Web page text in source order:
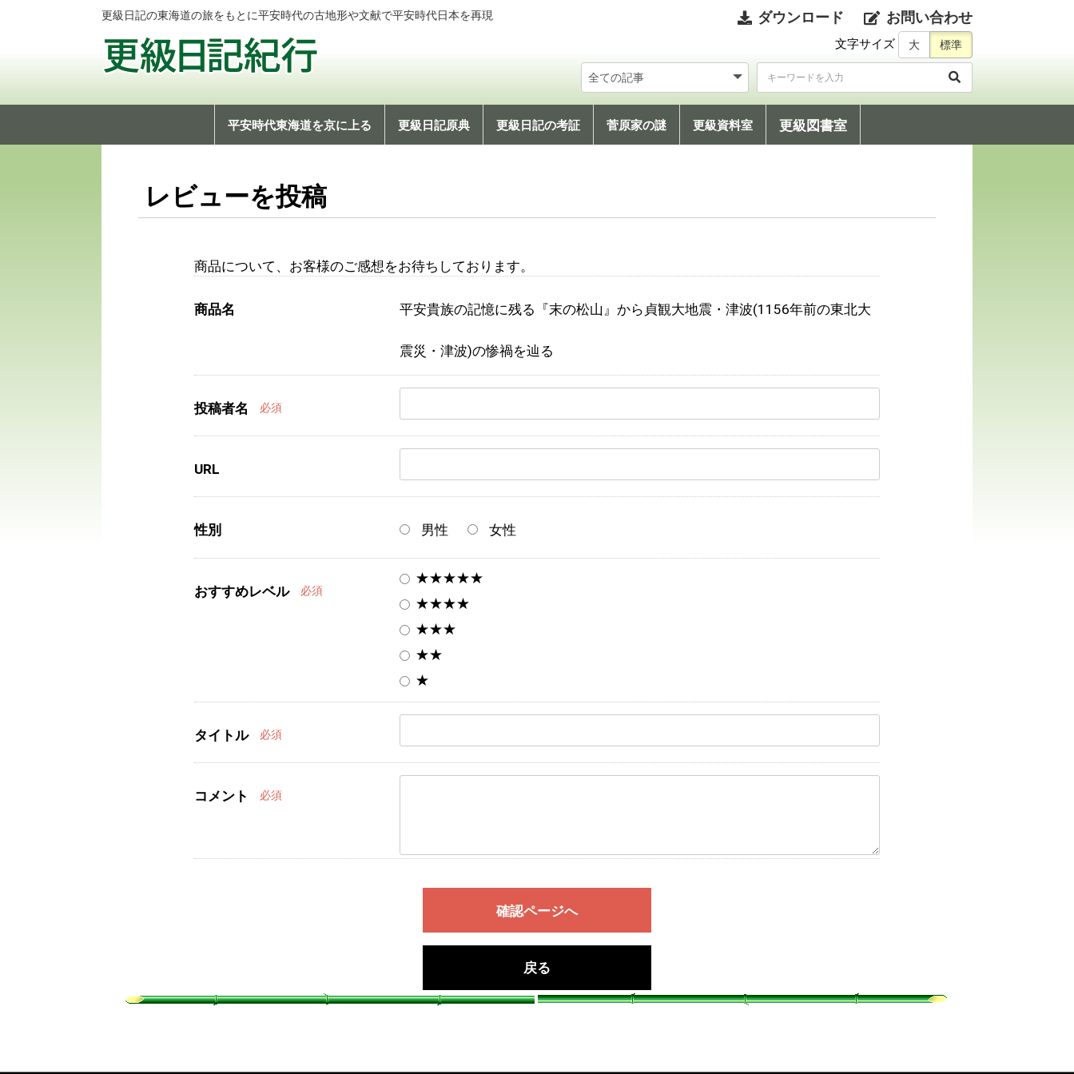
更級日記の東海道の旅をもとに平安時代の古地形や文献で平安時代日本を再現 ダウンロード お問い合わせ
文字サイズ
平安時代東海道を京に上る 更級日記原典 更級日記の考証 菅原家の謎 更級資料室 更級図書室
レビューを投稿
商品について、お客様のご感想をお待ちしております。
商品名 平安貴族の記憶に残る『末の松山』から貞観大地震・津波(1156年前の東北大
震災・津波)の惨禍を辿る
投稿者名 必須
URL
性別 男性 女性
おすすめレベル 必須
★★★★★
★★★★
★★★
★★
★
タイトル 必須
コメント 必須
確認ページへ
戻る